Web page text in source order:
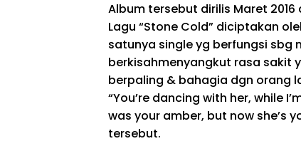
Album tersebut dirilis Maret 2016
Lagu “Stone Cold” diciptakan
satunya singleyg berfungsi sbg
berkisahmenyangkut rasa sakit
berpaling & bahagia dgn orang
“You’re dancing with her, while
was your amber, but now she’s
tersebut.